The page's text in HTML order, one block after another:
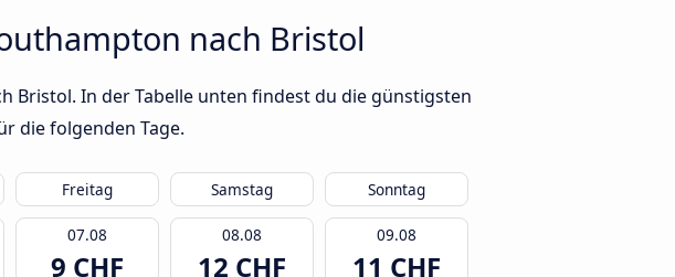
nach Bristol
Bristol. In der Tabelle unten findest du die günstigsten
die folgenden Tage.
Freitag Samstag Sonntag
07.08
9 CHF
08.08
12 CHF
09.08
11 CHF